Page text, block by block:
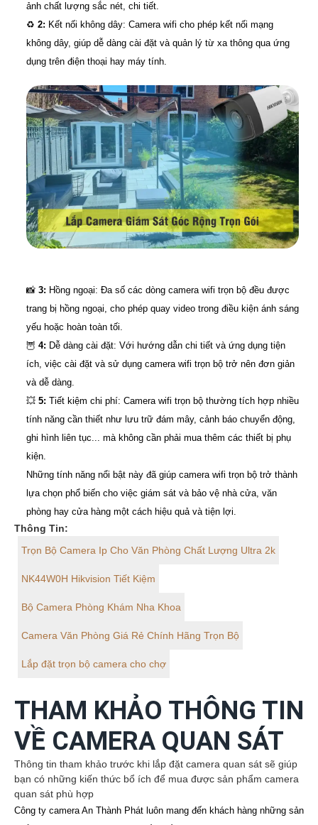
ảnh chất lượng sắc nét, chi tiết.
♻️ 2: Kết nối không dây: Camera wifi cho phép kết nối mạng
không dây, giúp dễ dàng cài đặt và quản lý từ xa thông qua ứng
dụng trên điện thoại hay máy tính.
📸 3: Hồng ngoại: Đa số các dòng camera wifi trọn bộ đều được
trang bị hồng ngoại, cho phép quay video trong điều kiện ánh sáng
yếu hoặc hoàn toàn tối.
🦉 4: Dễ dàng cài đặt: Với hướng dẫn chi tiết và ứng dụng tiện
ích, việc cài đặt và sử dụng camera wifi trọn bộ trở nên đơn giản
và dễ dàng.
💥 5: Tiết kiệm chi phí: Camera wifi trọn bộ thường tích hợp nhiều
tính năng cần thiết như lưu trữ đám mây, cảnh báo chuyển động,
ghi hình liên tục... mà không cần phải mua thêm các thiết bị phụ
kiện.
Những tính năng nổi bật này đã giúp camera wifi trọn bộ trở thành
lựa chọn phổ biến cho việc giám sát và bảo vệ nhà cửa, văn
phòng hay cửa hàng một cách hiệu quả và tiện lợi.
Thông Tin:
Trọn Bộ Camera Ip Cho Văn Phòng Chất Lượng Ultra 2k
NK44W0H Hikvision Tiết Kiệm
Bộ Camera Phòng Khám Nha Khoa
Camera Văn Phòng Giá Rẻ Chính Hãng Trọn Bộ
Lắp đặt trọn bộ camera cho chợ
THAM KHẢO THÔNG TIN
VỀ CAMERA QUAN SÁT
Thông tin tham khảo trước khi lắp đặt camera quan sát sẽ giúp
bạn có những kiến thức bổ ích để mua được sản phẩm camera
quan sát phù hợp
Công ty camera An Thành Phát luôn mang đến khách hàng những sản